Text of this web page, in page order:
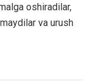
oshiradilar,
va urush